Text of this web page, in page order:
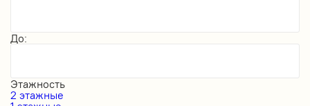
До:
Этажность
2 этажные